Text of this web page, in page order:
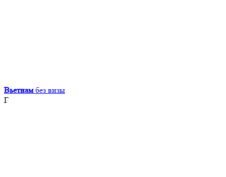
Вьетнам без визы
Г